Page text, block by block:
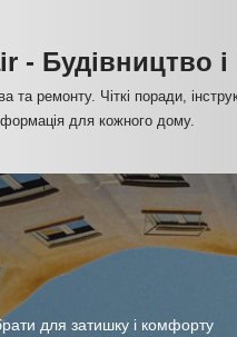
- Будівництво
та ремонту. Чіткі поради,
для кожного дому.
для затишку і комфорту